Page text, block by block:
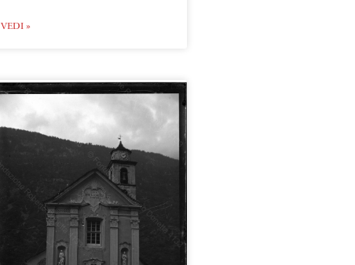
VEDI »